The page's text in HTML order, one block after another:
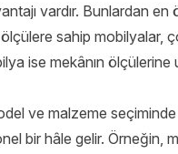
vardır. Bunlardan en
sahip mobilyalar,
ise mekânın ölçülerine
ve malzeme
bir hâle gelir. Örneğin,